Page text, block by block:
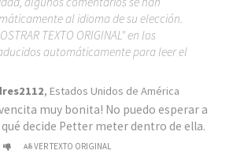
al idioma de su elección.
TEXTO ORIGINAL" en los
automáticamente para leer el
, Estados Unidos de América
muy bonita! No puedo esperar a
decide Petter meter dentro de ella.
VER TEXTO ORIGINAL